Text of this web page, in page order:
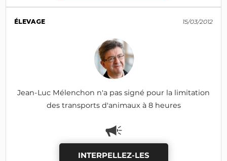
ÉLEVAGE 15/03/2012
Jean-Luc Mélenchon n'a pas signé pour la limitation
des transports d'animaux à 8 heures
INTERPELLEZ-LES